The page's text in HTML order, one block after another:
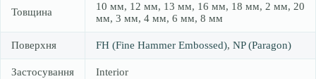
Товщина
10 мм, 12 мм, 13 мм, 16 мм, 18 мм, 2 мм, 20
мм, 3 мм, 4 мм, 6 мм, 8 мм
Поверхня FH (Fine Hammer Embossed), NP (Paragon)
Застосування Interior